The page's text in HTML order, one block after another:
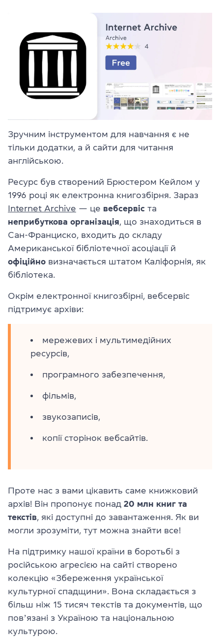
Зручним інструментом для навчання є не
тільки додатки, а й сайти для читання
англійською.
Ресурс був створений Брюстером Кейлом у
1996 році як електронна книгозбірня. Зараз
Internet Archive — це вебсервіс та
неприбуткова організація, що знаходиться в
Сан-Франциско, входить до складу
Американської бібліотечної асоціації й
офіційно визначається штатом Каліфорнія, як
бібліотека.
Окрім електронної книгозбірні, вебсервіс
підтримує архіви:
мережевих і мультимедійних
ресурсів,
програмного забезпечення,
фільмів,
звукозаписів,
копії сторінок вебсайтів.
Проте нас з вами цікавить саме книжковий
архів! Він пропонує понад 20 млн книг та
текстів, які доступні до завантаження. Як ви
могли зрозуміти, тут можна знайти все!
На підтримку нашої країни в боротьбі з
російською агресією на сайті створено
колекцію «Збереження української
культурної спадщини». Вона складається з
більш ніж 15 тисяч текстів та документів, що
повʼязані з Україною та національною
культурою.